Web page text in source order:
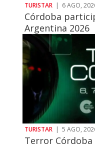
TURISTAR | 6 AGO,
Córdoba
Argentina 2026
TURISTAR | 5 AGO,
Terror Córdoba